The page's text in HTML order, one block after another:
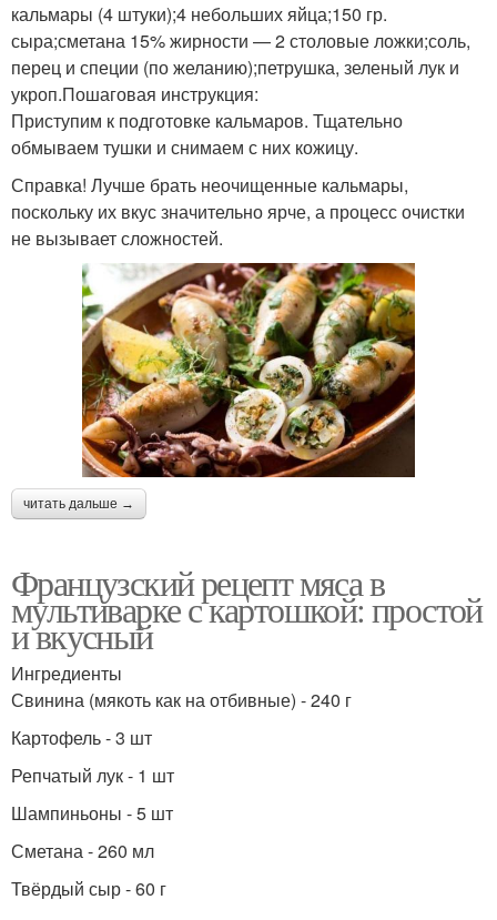
кальмары (4 штуки);4 небольших яйца;150 гр.
сыра;сметана 15% жирности — 2 столовые ложки;соль,
перец и специи (по желанию);петрушка, зеленый лук и
укроп.Пошаговая инструкция:
Приступим к подготовке кальмаров. Тщательно
обмываем тушки и снимаем с них кожицу.
Справка! Лучше брать неочищенные кальмары,
поскольку их вкус значительно ярче, а процесс очистки
не вызывает сложностей.
читать дальше →
Французский рецепт мяса в
мультиварке с картошкой: простой
и вкусный
Ингредиенты
Свинина (мякоть как на отбивные) - 240 г
Картофель - 3 шт
Репчатый лук - 1 шт
Шампиньоны - 5 шт
Сметана - 260 мл
Твёрдый сыр - 60 г